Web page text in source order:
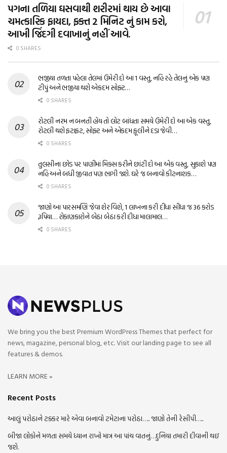
પગના તળિયા ઘસવાથી શરીરમાં થાય છે આવા
ચમત્કારિક ફાયદા, ફક્ત 2 મિનિટ નું કામ કરો,
આખી જિંદગી દવાખાનું નહીં આવે.
0 SHARES
ભજીયા તળતા પહેલા તેલમાં ઉમેરી દો આ 1 વસ્તુ, નહિ રહે તેલનું એક પણ
ટીપું અને ભજીયા થશે એકદમ સોફ્ટ…
0 SHARES
રોટલી નરમ ન બનતી હોય તો લોટ બાંધતા સમયે ઉમેરી દો આ એક વસ્તુ,
રોટલી થશે ફટાફટ, સોફ્ટ અને એકદમ ફૂલીને દડા જેવી…
0 SHARES
તુલસીના છોડ પર પાણીમાં મિક્સ કરીને છાંટી દો આ એક વસ્તુ, સુકાશે પણ
નહિ અને બધી જીવાત પણ ભાગી જશે. ઘરે જ બનાવો કીટનાશક…
0 SHARES
જાણો આ પારસમણિ જેવા શેર વિશે, 1 લાખના કરી દીધા સીધા જ 36 કરોડ
રૂપિયા… રોકાણકારોને બેઠા બેઠા કરી દીધા માલામાલ…
0 SHARES
We bring you the best Premium WordPress Themes that perfect for
news, magazine, personal blog, etc. Visit our landing page to see all
features & demos.
LEARN MORE »
Recent Posts
આલું પરોઠાને ટક્કર મારે એવા બનાવો ટમેટાના પરોઠા….. જાણો તેની રેસીપી…..
બીજા લોકોને મળતા સમયે ધ્યાન રાખો માત્ર આ પાંચ વાતનું…દુનિયા તમારી દીવાની થઇ
જશે.